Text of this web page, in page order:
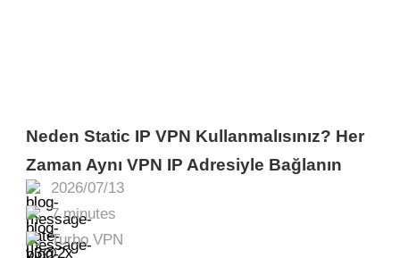
2026/07/13
7 minutes
Turbo VPN
Neden Static IP VPN Kullanmalısınız? Her
Zaman Aynı VPN IP Adresiyle Bağlanın